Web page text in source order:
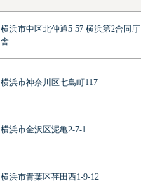
横浜市中区北仲通5-57 横浜第2合同庁
舎
横浜市神奈川区七島町117
横浜市金沢区泥亀2-7-1
横浜市青葉区荏田西1-9-12